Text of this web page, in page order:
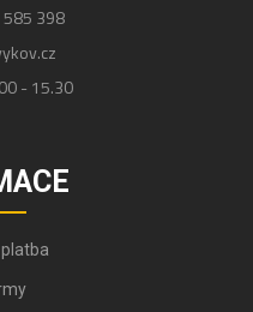
398
- 15.30